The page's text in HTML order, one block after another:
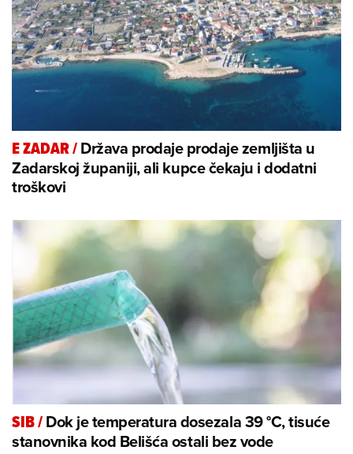
E ZADAR/Država prodaje prodaje zemljišta u
Zadarskoj županiji, ali kupce čekaju i dodatni
troškovi
SIB/Dok je temperatura dosezala 39 °C, tisuće
stanovnika kod Belišća ostali bez vode